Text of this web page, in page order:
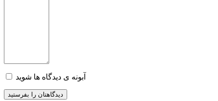
آبونه ی دیدگاه ها شوید